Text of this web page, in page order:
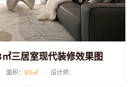
三居室现代装修效果图
面积： 93㎡ 设计师：